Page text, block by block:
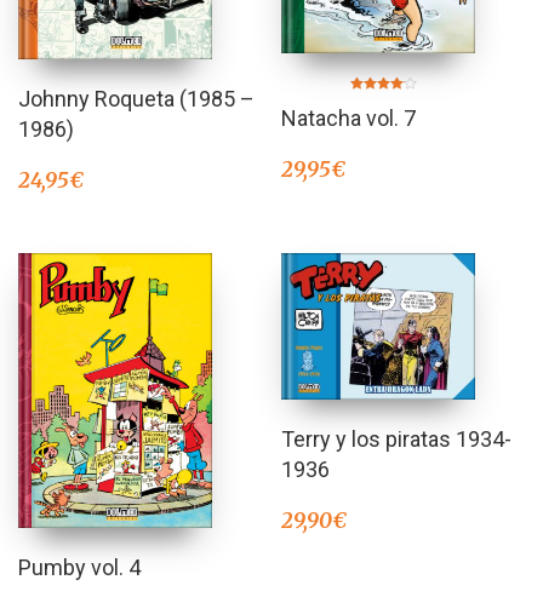
Johnny Roqueta (1985 –
1986)
24,95€
en
4.00
Natacha vol. 7
29,95€
Pumby vol. 4
Terry y los piratas 1934-
1936
29,90€